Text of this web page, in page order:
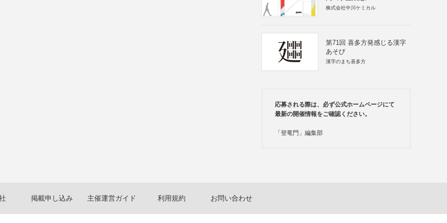
株式会社中川ケミカル
第71回 喜多方発感じる漢字
あそび
漢字のまち喜多方
応募される際は、必ず公式ホームページにて
最新の開催情報をご確認ください。
「登竜門」編集部
掲載申し込み 主催運営ガイド 利用規約 お問い合わせ